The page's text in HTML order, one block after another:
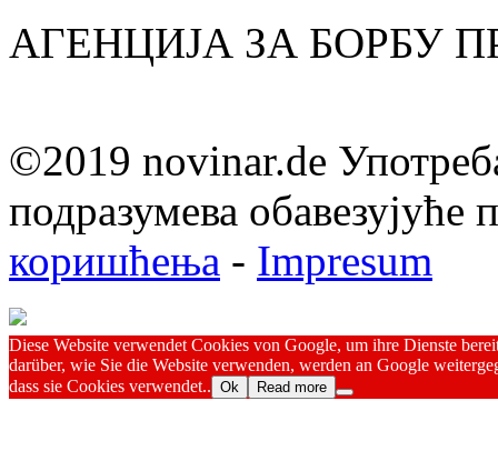
АГЕНЦИЈА ЗА БОРБУ
©2019 novinar.de
подразумева обавезујуће
коришћења - Impresum
Diese Website verwendet Cookies von Google, um ihre Dienste
darüber, wie Sie die Website verwenden, werden an Google
dass sie Cookies verwendet.. Ok Read more